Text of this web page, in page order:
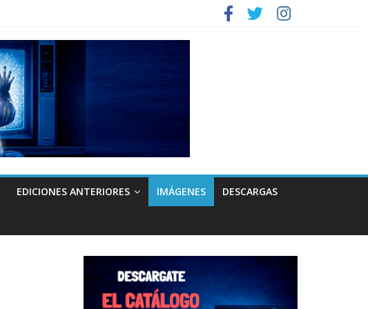
EDICIONES ANTERIORES IMÁGENES DESCARGAS